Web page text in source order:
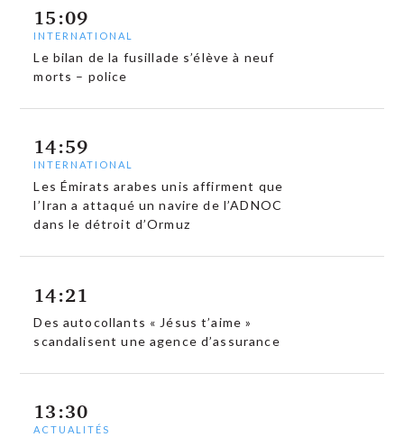
15:09
INTERNATIONAL
Le bilan de la fusillade s’élève à neuf
morts – police
14:59
INTERNATIONAL
Les Émirats arabes unis affirment que
l’Iran a attaqué un navire de l’ADNOC
dans le détroit d’Ormuz
14:21
Des autocollants « Jésus t’aime »
scandalisent une agence d’assurance
13:30
ACTUALITÉS